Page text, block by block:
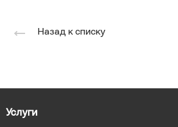
Назад к списку
Услуги